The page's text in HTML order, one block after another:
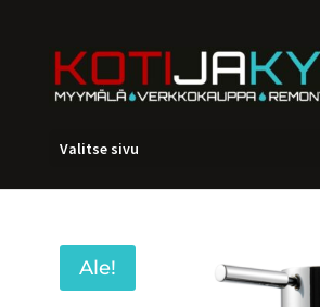
Valitse sivu
Ale!